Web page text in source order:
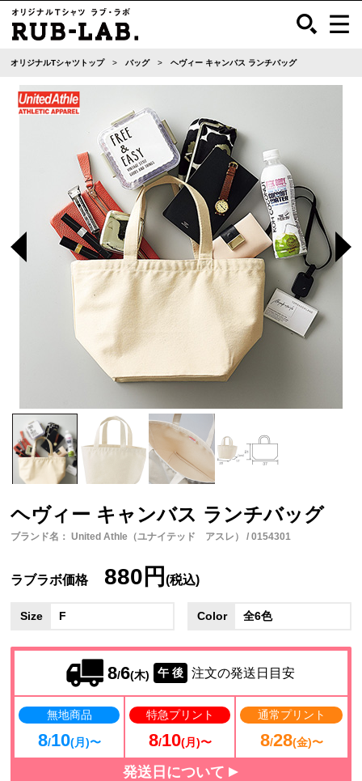
オリジナルTシャツトップ バッグ ヘヴィー キャンバス ランチバッグ
ヘヴィー キャンバス ランチバッグ
ブランド名： United Athle（ユナイテッド アスレ） / 0154301
ラブラボ価格 880円(税込)
Size F Color 全6色
8/6(木) 午 後 注文の発送日目安
無地商品
8/10(月)〜
特急プリント
8/10(月)〜
通常プリント
8/28(金)〜
発送日について